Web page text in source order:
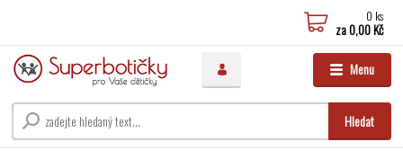
Menu
Hledat
0 ks
za0,00 Kč